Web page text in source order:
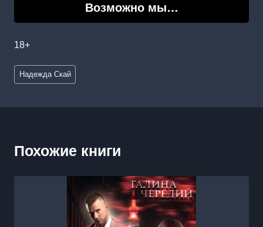
Возможно мы…
18+
Метки
записи:
Надежда Скай
Похожие книги